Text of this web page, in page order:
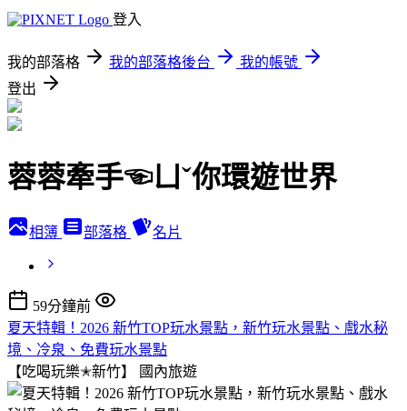
登入
我的部落格 我的部落格後台
我的帳號
登出
蓉蓉牽手☜ㄩˇ你環遊世界
相簿 部落格 名片
59分鐘前
夏天特輯！2026 新竹TOP玩水景點，新竹玩水景點、戲水秘
境、冷泉、免費玩水景點
【吃喝玩樂✭新竹】
國內旅遊